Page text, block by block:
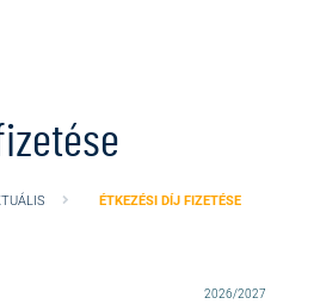
ÉTKEZÉSI DÍJ FIZETÉSE
2026/2027